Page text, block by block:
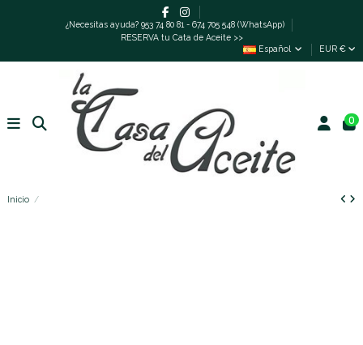
¿Necesitas ayuda? 953 74 80 81 - 674 705 548 (WhatsApp)
RESERVA tu Cata de Aceite >>
Español
EUR €
0
Inicio